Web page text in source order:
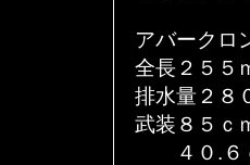
アバークロ
全長２５５
排水量２８
武装８５ｃ
４０.６ｃ